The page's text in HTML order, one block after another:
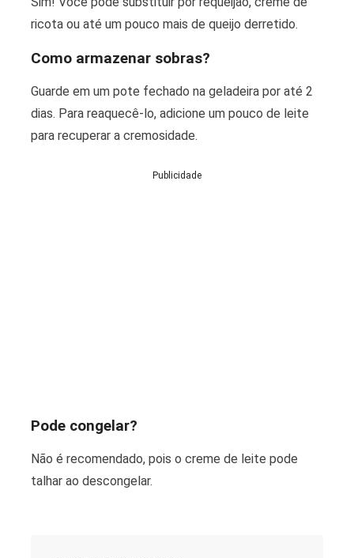
ricota ou até um pouco mais de queijo derretido.
Como armazenar sobras?
Guarde em um pote fechado na geladeira por até 2
dias. Para reaquecê-lo, adicione um pouco de leite
para recuperar a cremosidade.
Publicidade
Pode congelar?
Não é recomendado, pois o creme de leite pode
talhar ao descongelar.